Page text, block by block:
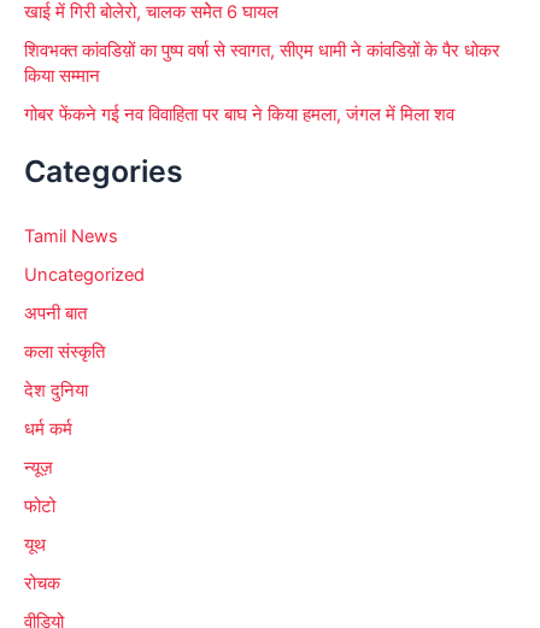
खाई में गिरी बोलेरो, चालक समेेत 6 घायल
शिवभक्त कांवडिय़ों का पुष्प वर्षा से स्वागत, सीएम धामी ने कांवडिय़ों के पैर धोकर
किया सम्मान
गोबर फेंकने गई नव विवाहिता पर बाघ ने किया हमला, जंगल में मिला शव
Categories
Tamil News
Uncategorized
अपनी बात
कला संस्कृति
देश दुनिया
धर्म कर्म
न्यूज़
फोटो
यूथ
रोचक
वीडियो